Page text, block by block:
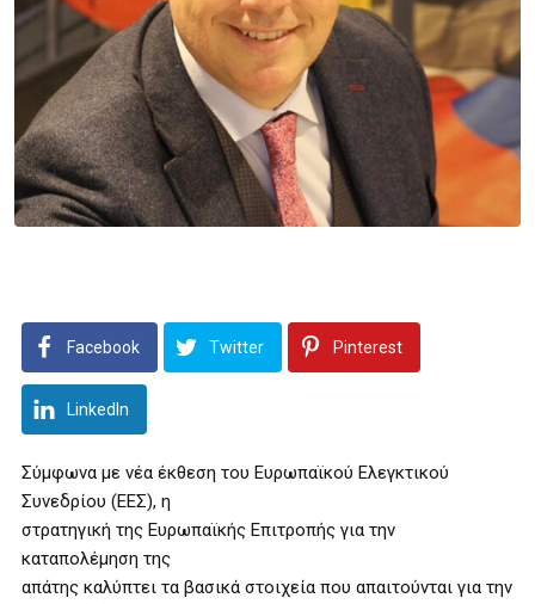
Facebook Twitter Pinterest
LinkedIn
Σύμφωνα με νέα έκθεση του Ευρωπαϊκού Ελεγκτικού
Συνεδρίου (ΕΕΣ), η
στρατηγική της Ευρωπαϊκής Επιτροπής για την
καταπολέμηση της
απάτης καλύπτει τα βασικά στοιχεία που απαιτούνται για την